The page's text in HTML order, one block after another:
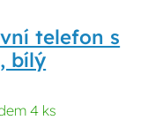
telefon s
bílý
4 ks